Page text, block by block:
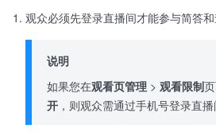
观众必须先登录直播间才能参与简答和
说明
如果您在观看页管理 >观看限制
开 ，则观众需通过手机号登录直播